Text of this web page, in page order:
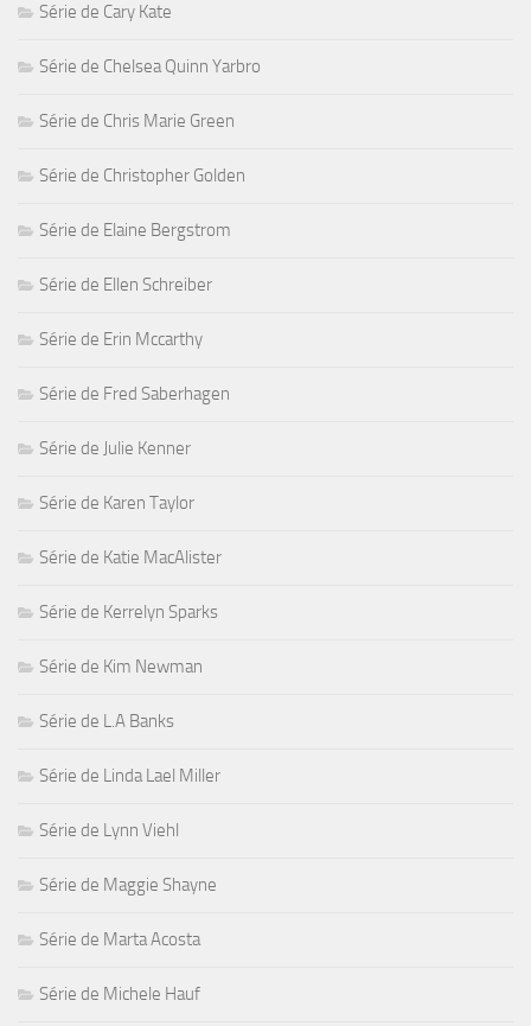
Série de Cary Kate
Série de Chelsea Quinn Yarbro
Série de Chris Marie Green
Série de Christopher Golden
Série de Elaine Bergstrom
Série de Ellen Schreiber
Série de Erin Mccarthy
Série de Fred Saberhagen
Série de Julie Kenner
Série de Karen Taylor
Série de Katie MacAlister
Série de Kerrelyn Sparks
Série de Kim Newman
Série de L.A Banks
Série de Linda Lael Miller
Série de Lynn Viehl
Série de Maggie Shayne
Série de Marta Acosta
Série de Michele Hauf